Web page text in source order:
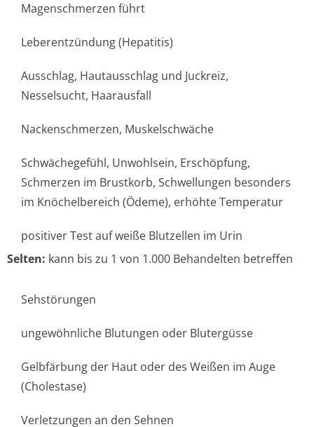
Magenschmerzen führt
Leberentzündung (Hepatitis)
Ausschlag, Hautausschlag und Juckreiz,
Nesselsucht, Haarausfall
Nackenschmerzen, Muskelschwäche
Schwächegefühl, Unwohlsein, Erschöpfung,
Schmerzen im Brustkorb, Schwellungen besonders
im Knöchelbereich (Ödeme), erhöhte Temperatur
positiver Test auf weiße Blutzellen im Urin
Selten: kann bis zu 1 von 1.000 Behandelten betreffen
Sehstörungen
ungewöhnliche Blutungen oder Blutergüsse
Gelbfärbung der Haut oder des Weißen im Auge
(Cholestase)
Verletzungen an den Sehnen